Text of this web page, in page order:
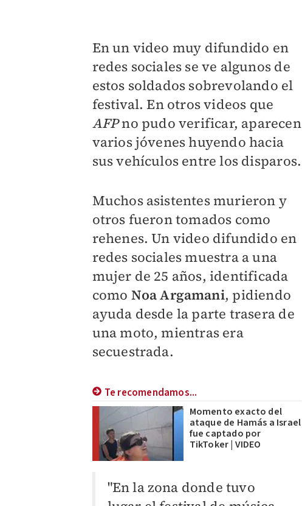
En un video muy difundido en
redes sociales se ve algunos de
estos soldados sobrevolando el
festival. En otros videos que
AFPno pudo verificar, aparecen
varios jóvenes huyendo hacia
sus vehículos entre los disparos.
Muchos asistentes murieron y
otros fueron tomados como
rehenes. Un video difundido en
redes sociales muestra a una
mujer de 25 años, identificada
como Noa Argamani, pidiendo
ayuda desde la parte trasera de
una moto, mientras era
secuestrada.
Te recomendamos...
Momento exacto del
ataque de Hamás a Israel
fue captado por
TikToker | VIDEO
"En la zona donde tuvo